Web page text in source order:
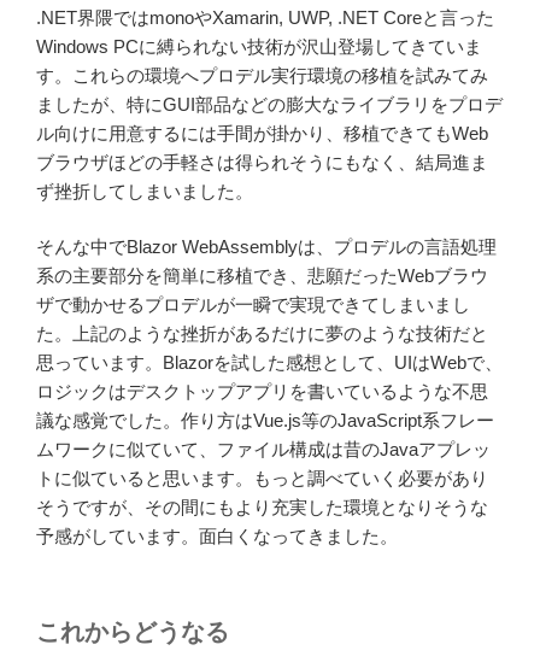
.NET界隈ではmonoやXamarin, UWP, .NET Coreと言った
Windows PCに縛られない技術が沢山登場してきていま
す。これらの環境へプロデル実行環境の移植を試みてみ
ましたが、特にGUI部品などの膨大なライブラリをプロデ
ル向けに用意するには手間が掛かり、移植できてもWeb
ブラウザほどの手軽さは得られそうにもなく、結局進ま
ず挫折してしまいました。
そんな中でBlazor WebAssemblyは、プロデルの言語処理
系の主要部分を簡単に移植でき、悲願だったWebブラウ
ザで動かせるプロデルが一瞬で実現できてしまいまし
た。上記のような挫折があるだけに夢のような技術だと
思っています。Blazorを試した感想として、UIはWebで、
ロジックはデスクトップアプリを書いているような不思
議な感覚でした。作り方はVue.js等のJavaScript系フレー
ムワークに似ていて、ファイル構成は昔のJavaアプレッ
トに似ていると思います。もっと調べていく必要があり
そうですが、その間にもより充実した環境となりそうな
予感がしています。面白くなってきました。
これからどうなる